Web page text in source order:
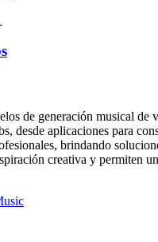
de generación musical de
desde aplicaciones para
brindando
creativa y permiten